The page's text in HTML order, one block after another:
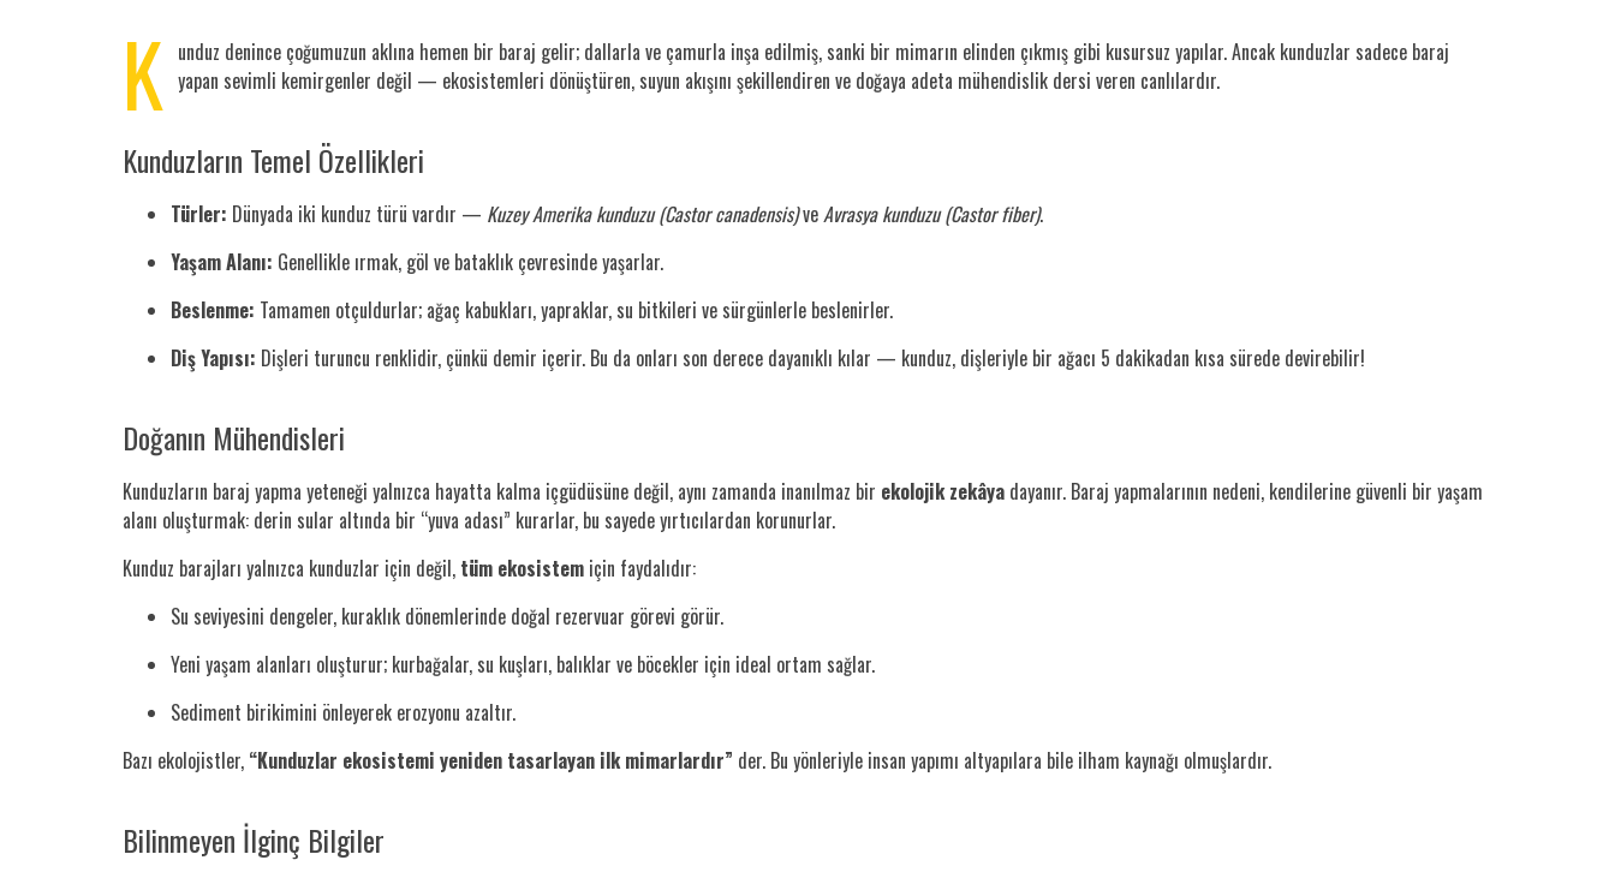
K unduz denince çoğumuzun aklına hemen bir baraj gelir; dallarla ve çamurla inşa edilmiş, sanki bir mimarın elinden çıkmış gibi kusursuz yapılar. Ancak kunduzlar sadece baraj
yapan sevimli kemirgenler değil — ekosistemleri dönüştüren, suyun akışını şekillendiren ve doğaya adeta mühendislik dersi veren canlılardır.
Kunduzların Temel Özellikleri
Türler: Dünyada iki kunduz türü vardır — Kuzey Amerika kunduzu (Castor canadensis)veAvrasya kunduzu (Castor fiber).
Yaşam Alanı: Genellikle ırmak, göl ve bataklık çevresinde yaşarlar.
Beslenme: Tamamen otçuldurlar; ağaç kabukları, yapraklar, su bitkileri ve sürgünlerle beslenirler.
Diş Yapısı: Dişleri turuncu renklidir, çünkü demir içerir. Bu da onları son derece dayanıklı kılar — kunduz, dişleriyle bir ağacı 5 dakikadan kısa sürede devirebilir!
Doğanın Mühendisleri
Kunduzların baraj yapma yeteneği yalnızca hayatta kalma içgüdüsüne değil, aynı zamanda inanılmaz bir ekolojik zekâya dayanır. Baraj yapmalarının nedeni, kendilerine güvenli bir yaşam
alanı oluşturmak: derin sular altında bir “yuva adası” kurarlar, bu sayede yırtıcılardan korunurlar.
Kunduz barajları yalnızca kunduzlar için değil, tüm ekosistem için faydalıdır:
Su seviyesini dengeler, kuraklık dönemlerinde doğal rezervuar görevi görür.
Yeni yaşam alanları oluşturur; kurbağalar, su kuşları, balıklar ve böcekler için ideal ortam sağlar.
Sediment birikimini önleyerek erozyonu azaltır.
Bazı ekolojistler, “Kunduzlar ekosistemi yeniden tasarlayan ilk mimarlardır” der. Bu yönleriyle insan yapımı altyapılara bile ilham kaynağı olmuşlardır.
Bilinmeyen İlginç Bilgiler